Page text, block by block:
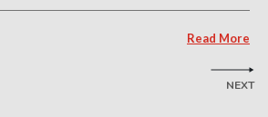
Read More
NEXT